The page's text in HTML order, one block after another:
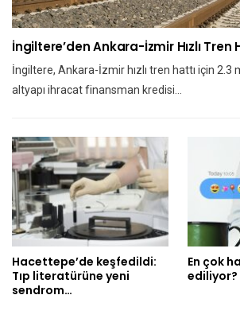
İngiltere’den Ankara-İzmir Hızlı Tren
İngiltere, Ankara-İzmir hızlı tren hattı için 2.3
altyapı ihracat finansman kredisi…
Hacettepe’de keşfedildi:
Tıp literatürüne yeni
sendrom…
En çok
ediliyor?